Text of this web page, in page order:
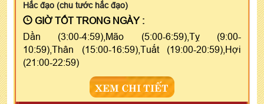
Hắc đạo (chu tước hắc đạo)
GIỜ TỐT TRONG NGÀY :
Dần (3:00-4:59),Mão (5:00-6:59),Tỵ (9:00-
10:59),Thân (15:00-16:59),Tuất (19:00-20:59),Hợi
(21:00-22:59)
XEM CHI TIẾT